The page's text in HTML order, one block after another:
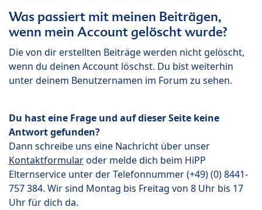
Was passiert mit meinen Beiträgen,
wenn mein Account gelöscht wurde?
Die von dir erstellten Beiträge werden nicht gelöscht,
wenn du deinen Account löschst. Du bist weiterhin
unter deinem Benutzernamen im Forum zu sehen.
Du hast eine Frage und auf dieser Seite keine
Antwort gefunden?
Dann schreibe uns eine Nachricht über unser
Kontaktformularoder melde dich beim HiPP
Elternservice unter der Telefonnummer (+49) (0) 8441-
757 384. Wir sind Montag bis Freitag von 8 Uhr bis 17
Uhr für dich da.